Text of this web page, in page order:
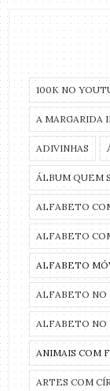
100K NO
A MARGARIDA
ADIVINHAS
ÁLBUM QUEM
ALFABETO
ALFABETO
ALFABETO
ALFABETO NO
ALFABETO
ANIMAIS COM
ARTES COM